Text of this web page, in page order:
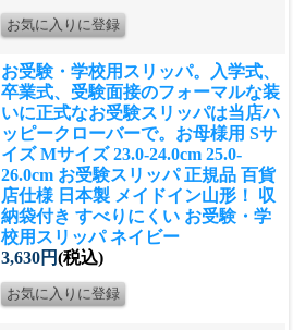
お受験・学校用スリッパ。入学式、
卒業式、受験面接のフォーマルな装
いに正式なお受験スリッパは当店ハ
ッピークローバーで。 お母様用 Sサ
イズ Mサイズ 23.0-24.0cm 25.0-
26.0cm お受験スリッパ 正規品 百貨
店仕様 日本製 メイドイン山形！ 収
納袋付き すべりにくい お受験・学
校用スリッパ ネイビー
3,630円(税込)